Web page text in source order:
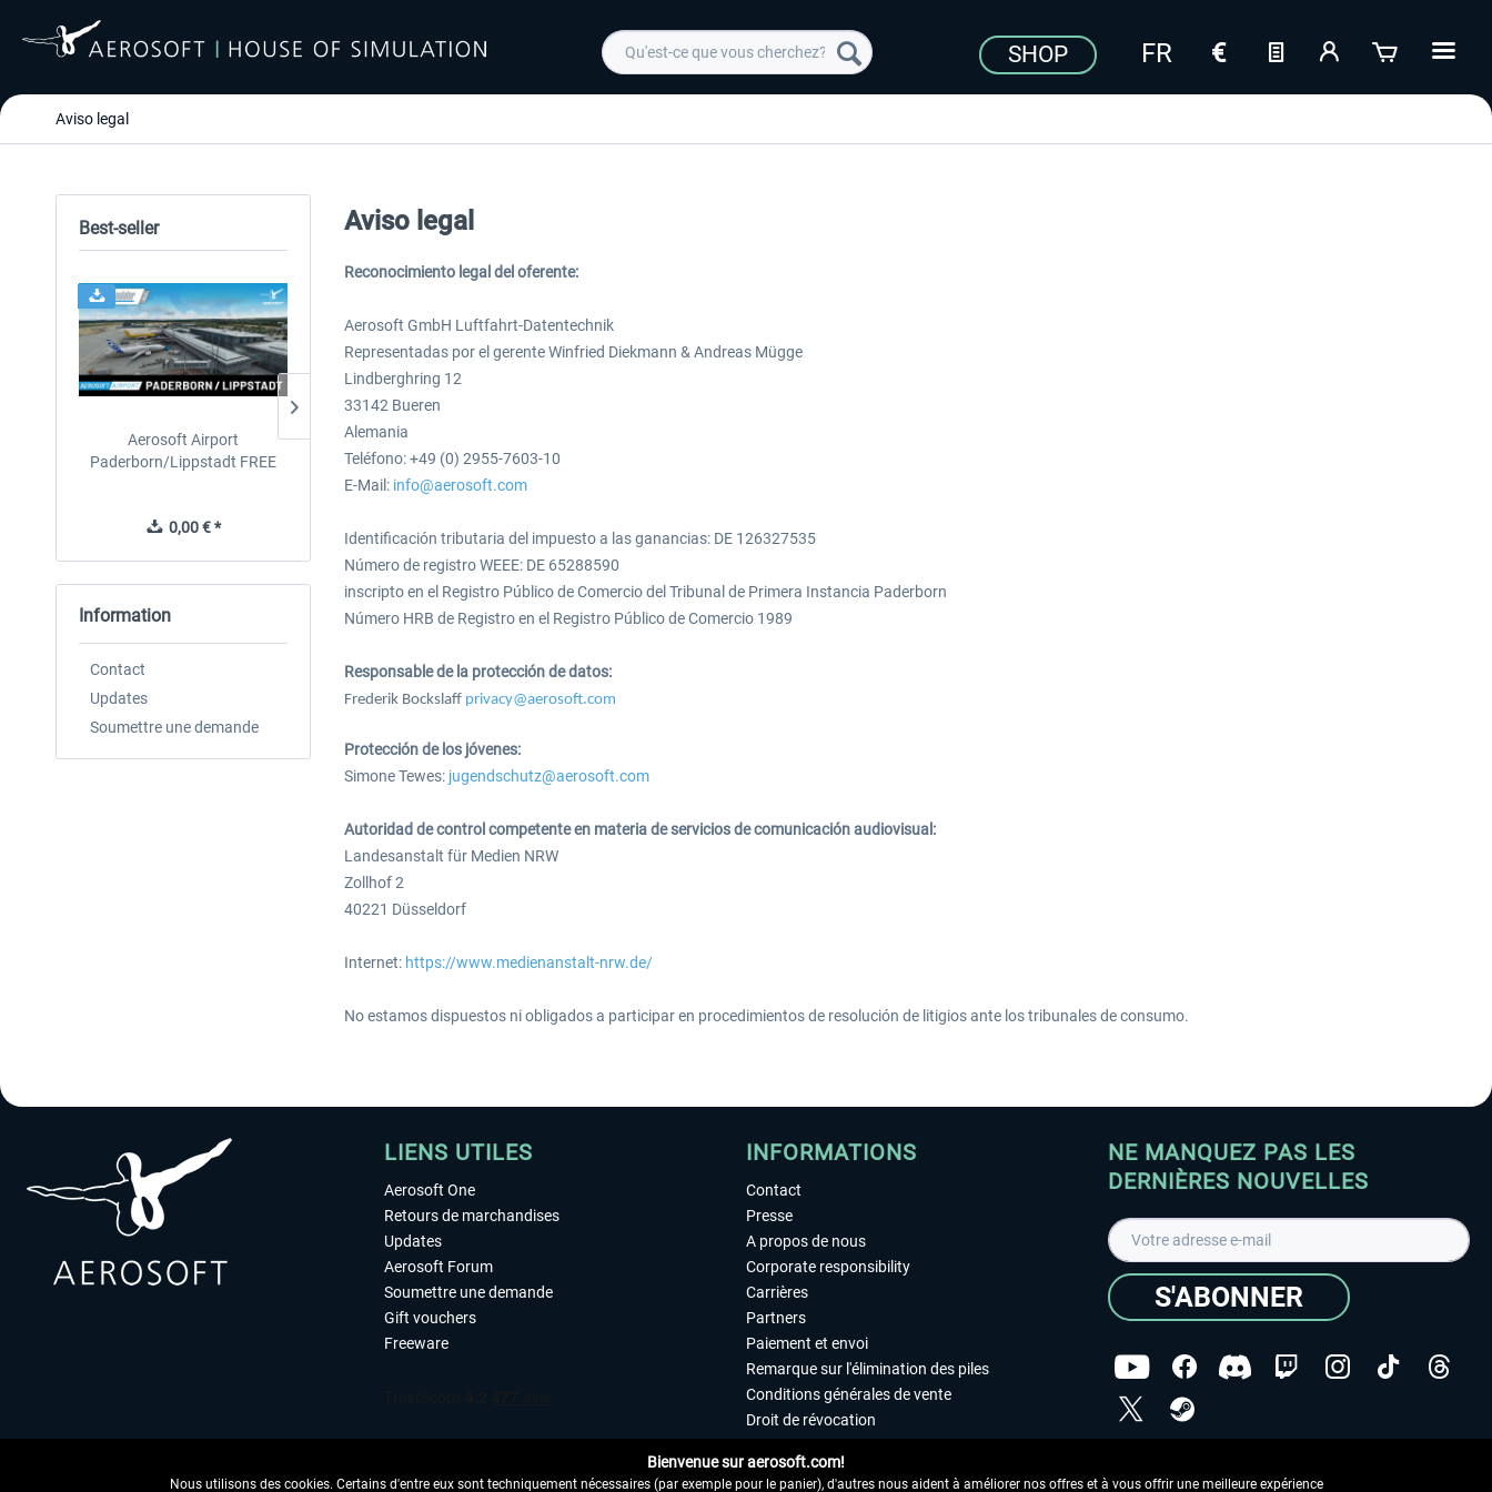
SHOP
Aviso legal
Best-seller
Aerosoft Airport
Paderborn/Lippstadt FREE
0,00 € *
EmergencyDispatcherPro -
24h Free Trial
Information
Contact
Updates
Soumettre une demande
Aviso legal
Reconocimiento legal del oferente:
Aerosoft GmbH Luftfahrt-Datentechnik
Representadas por el gerente Winfried Diekmann & Andreas Mügge
Lindberghring 12
33142 Bueren
Alemania
Teléfono: +49 (0) 2955-7603-10
E-Mail: info@aerosoft.com
Identificación tributaria del impuesto a las ganancias: DE 126327535
Número de registro WEEE: DE 65288590
inscripto en el Registro Público de Comercio del Tribunal de Primera Instancia Paderborn
Número HRB de Registro en el Registro Público de Comercio 1989
Responsable de la protección de datos:
Frederik Bockslaff privacy@aerosoft.com
Protección de los jóvenes:
Simone Tewes: jugendschutz@aerosoft.com
Autoridad de control competente en materia de servicios de comunicación audiovisual:
Landesanstalt für Medien NRW
Zollhof 2
40221 Düsseldorf
Internet: https://www.medienanstalt-nrw.de/
No estamos dispuestos ni obligados a participar en procedimientos de resolución de litigios ante los tribunales de consumo.
LIENS UTILES
Aerosoft One
Retours de marchandises
Updates
Aerosoft Forum
Soumettre une demande
Gift vouchers
Freeware
INFORMATIONS
Contact
Presse
A propos de nous
Corporate responsibility
Carrières
Partners
Paiement et envoi
Remarque sur l'élimination des piles
Conditions générales de vente
Droit de révocation
Accessibilité
NE MANQUEZ PAS LES
DERNIÈRES NOUVELLES
S'ABONNER
Bienvenue sur aerosoft.com!
Nous utilisons des cookies. Certains d'entre eux sont techniquement nécessaires (par exemple pour le panier), d'autres nous aident à améliorer nos offres et à vous offrir une meilleure expérience